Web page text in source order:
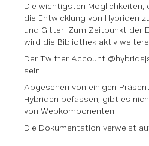
Die wichtigsten Möglichkeiten,
die Entwicklung von Hybriden
und Gitter. Zum Zeitpunkt der
wird die Bibliothek aktiv
Der Twitter Account
sein.
Abgesehen von einigen
Hybriden befassen, gibt es
von Webkomponenten.
Die Dokumentation verweist